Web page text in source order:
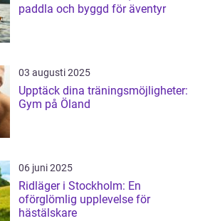
paddla och byggd för äventyr
03 augusti 2025
Upptäck dina träningsmöjligheter:
Gym på Öland
06 juni 2025
Ridläger i Stockholm: En
oförglömlig upplevelse för
hästälskare